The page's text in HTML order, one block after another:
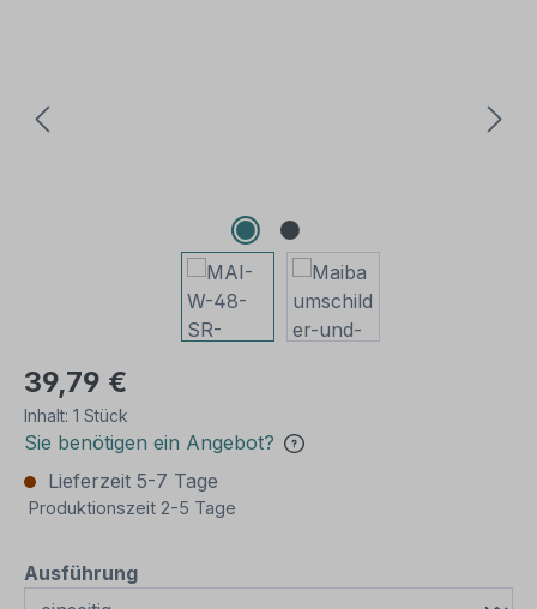
39,79 €
Inhalt: 1 Stück
Sie benötigen ein Angebot?
Lieferzeit 5-7 Tage
Produktionszeit 2-5 Tage
Ausführungauswählen